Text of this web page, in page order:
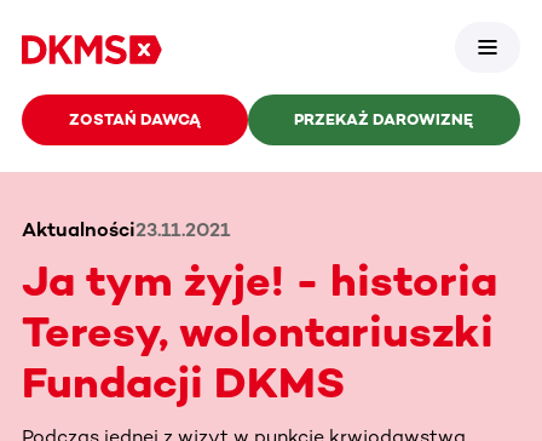
ZOSTAŃ DAWCĄ PRZEKAŻ DAROWIZNĘ
Aktualności23.11.2021
Ja tym żyje! - historia
Teresy, wolontariuszki
Fundacji DKMS
Podczas jednej z wizyt w punkcie krwiodawstwa